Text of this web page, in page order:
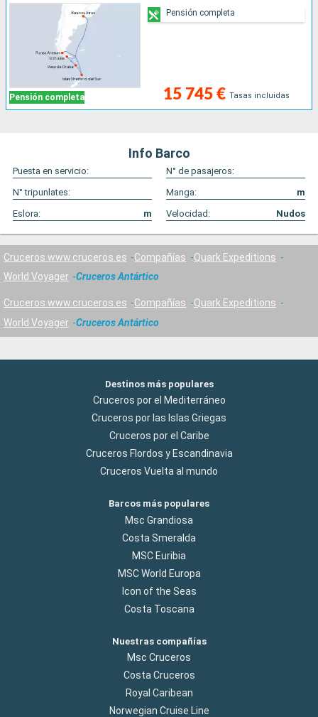
Pensión completa 15 745 € Tasas incluidas
Pensión completa
Info Barco
Puesta en servicio:
N° de pasajeros:
N° tripunlates:
Manga:
m
Eslora:
m Velocidad: Nudos
Cruceros www.cruceros.es Compañías
Quark Expeditions
World Voyager
Cruceros Antártico
Cruceros www.cruceros.es Compañías
Quark Expeditions
World Voyager
Cruceros Antártico
Destinos más populares
Cruceros por el Mediterráneo
Cruceros por las Islas Griegas
Cruceros por el Caribe
Cruceros Flordos y Escandinavia
Cruceros Vuelta al mundo
Barcos más populares
Msc Grandiosa
Costa Smeralda
MSC Euribia
MSC World Europa
Icon of the Seas
Costa Toscana
Nuestras compañías
Msc Cruceros
Costa Cruceros
Royal Caribean
Norwegian Cruise Line